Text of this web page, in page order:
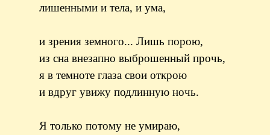
лишенными и тела, и ума,
и зрения земного... Лишь порою,
из сна внезапно выброшенный прочь,
я в темноте глаза свои открою
и вдруг увижу подлинную ночь.
Я только потому не умираю,